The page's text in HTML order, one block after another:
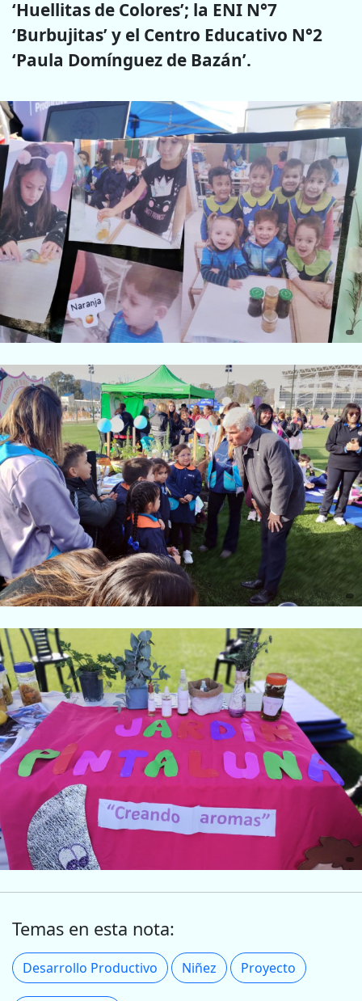
‘Huellitas de Colores’; la ENI N°7
‘Burbujitas’ y el Centro Educativo N°2
‘Paula Domínguez de Bazán’.
Temas en esta nota:
Desarrollo Productivo Niñez Proyecto